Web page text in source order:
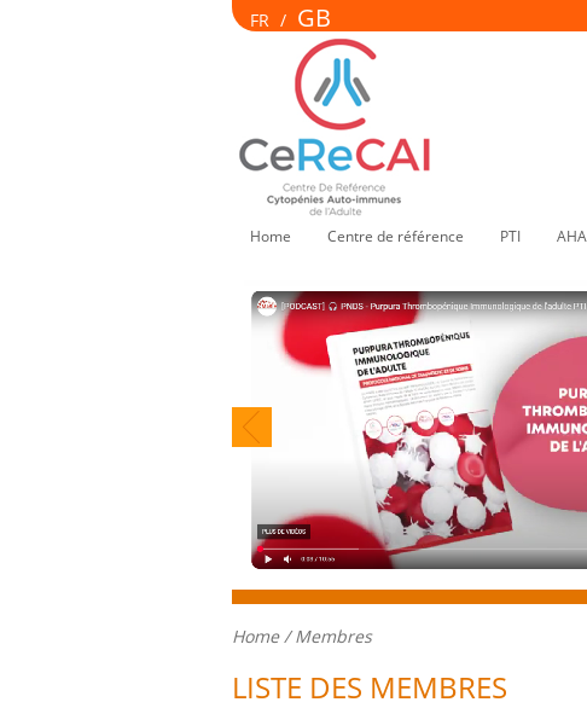
FR / GB
Home Centre de référence PTI
Home/ Membres
LISTE DES MEMBRES